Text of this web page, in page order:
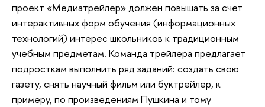
проект «Медиатрейлер» должен повышать за счет
интерактивных форм обучения (информационных
технологий) интерес школьников к традиционным
учебным предметам. Команда трейлера предлагает
подросткам выполнить ряд заданий: создать свою
газету, снять научный фильм или буктрейлер, к
примеру, по произведениям Пушкина и тому